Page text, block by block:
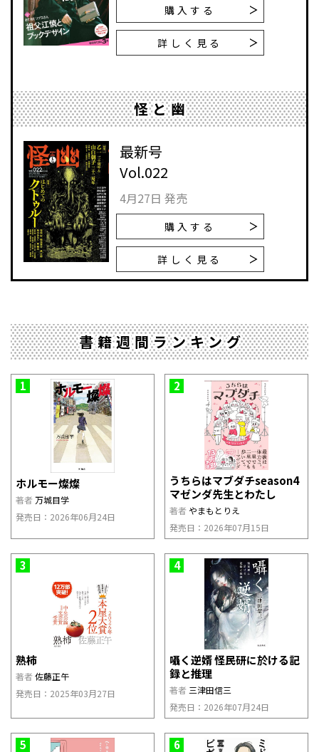
購入する
詳しく見る
怪と幽
最新号
Vol.022
4月27日 発売
購入する
詳しく見る
書籍週間ランキング
1
ホルモー燦燦
著者 万城目学
発売日：2026年06月24日
2
うちらはマブダチseason4
マゼンダ先生とわたし
著者 やまもとりえ
発売日：2026年07月15日
3
熟柿
著者 佐藤正午
発売日：2025年03月27日
4
囁く逆婿 怪民研に於ける記
録と推理
著者 三津田信三
発売日：2026年07月24日
5 6